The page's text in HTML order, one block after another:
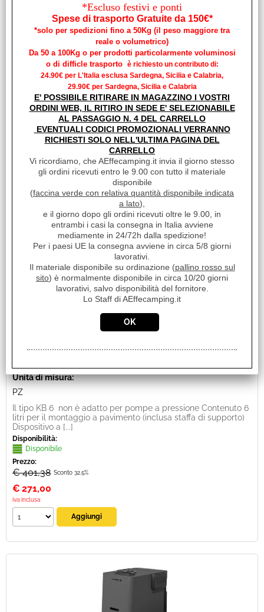
Unità di misura:
Contenuto 3 litri per il montaggio a parete (inclusa staffa di
montaggio) Dispositivo a bassa pressione per pompe
sommerse senza valvola di ritegno [...]
Disponibile
Prezzo:
Sconto 32.5%
209,10
BOILER ELETTRICO ELGENA 6 LT KB6 12V 200W
Marca:
Unità di misura:
PZ
Il tipo KB 6 non è adatto per pompe a pressione Contenuto 6
litri per il montaggio a pavimento (inclusa staffa di supporto)
Dispositivo a [...]
Disponibilità:
Disponibile
Prezzo:
€ 401,38 Sconto 32.5%
€ 271,00
iva inclusa
*Escluso festivi e ponti
Spese di trasporto Gratuite da 150€*
*solo per spedizioni fino a 50Kg (il peso maggiore tra
reale o volumetrico)
Da 50 a 100Kg o per prodotti particolarmente voluminosi
o di difficle trasporto è richiesto un contributo di:
24.90€ per L'Italia esclusa Sardegna, Sicilia e Calabria,
29.90€ per Sardegna, Sicilia e Calabria
E' POSSIBILE RITIRARE IN MAGAZZINO I VOSTRI
ORDINI WEB, IL RITIRO IN SEDE E' SELEZIONABILE
AL PASSAGGIO N. 4 DEL CARRELLO
EVENTUALI CODICI PROMOZIONALI VERRANNO
RICHIESTI SOLO NELL'ULTIMA PAGINA DEL
CARRELLO
Vi ricordiamo, che AEffecamping.it invia il giorno stesso
gli ordini ricevuti entro le 9.00 con tutto il materiale
disponibile
(faccina verde con relativa quantità disponibile indicata
a lato),
e il giorno dopo gli ordini ricevuti oltre le 9.00, in
entrambi i casi la consegna in Italia avviene
mediamente in 24/72h dalla spedizione!
Per i paesi UE la consegna avviene in circa 5/8 giorni
lavorativi.
Il materiale disponibile su ordinazione (pallino rosso sul
sito) è normalmente disponibile in circa 10/20 giorni
lavorativi, salvo disponibilità del fornitore.
Lo Staff di AEffecamping.it